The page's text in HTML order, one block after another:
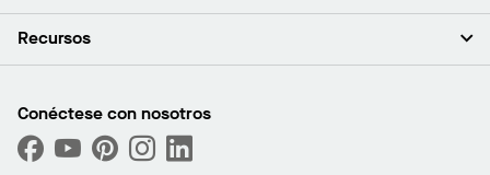
Sala de prensa
Sustentabilidad
¿Cuáles son mis opciones de compra?
Plafones
Capacidades personalizadas
Desempeño
Recursos
Buscar un distribuidor
Solicitar muestras
Conéctese con nosotros